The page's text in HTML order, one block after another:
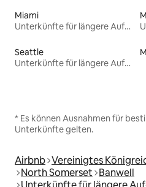
Miami
Unterkünfte für längere Aufenthalte
Seattle
Unterkünfte für längere Aufenthalte
* Es können Ausnahmen für
Unterkünfte gelten.
Airbnb Vereinigtes
North Somerset Banwell